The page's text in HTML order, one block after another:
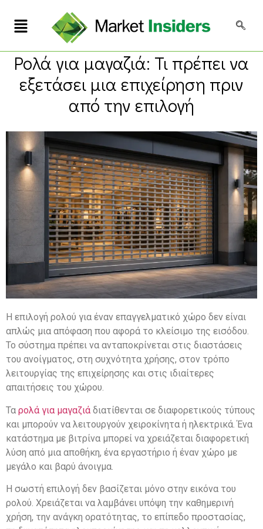
Ρολά για μαγαζιά: Τι πρέπει να
εξετάσει μια επιχείρηση πριν
από την επιλογή
Η επιλογή ρολού για έναν επαγγελματικό χώρο δεν είναι
απλώς μια απόφαση που αφορά το κλείσιμο της εισόδου.
Το σύστημα πρέπει να ανταποκρίνεται στις διαστάσεις
του ανοίγματος, στη συχνότητα χρήσης, στον τρόπο
λειτουργίας της επιχείρησης και στις ιδιαίτερες
απαιτήσεις του χώρου.
Τα ρολά για μαγαζιά διατίθενται σε διαφορετικούς τύπους
και μπορούν να λειτουργούν χειροκίνητα ή ηλεκτρικά. Ένα
κατάστημα με βιτρίνα μπορεί να χρειάζεται διαφορετική
λύση από μια αποθήκη, ένα εργαστήριο ή έναν χώρο με
μεγάλο και βαρύ άνοιγμα.
Η σωστή επιλογή δεν βασίζεται μόνο στην εικόνα του
ρολού. Χρειάζεται να λαμβάνει υπόψη την καθημερινή
χρήση, την ανάγκη ορατότητας, το επίπεδο προστασίας,